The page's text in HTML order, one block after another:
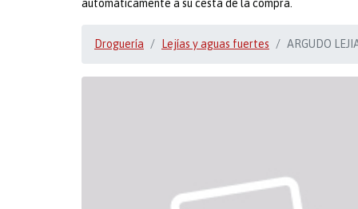
automáticamente a su cesta de la compra.
Droguería Lejías y aguas fuertes ARGUDO